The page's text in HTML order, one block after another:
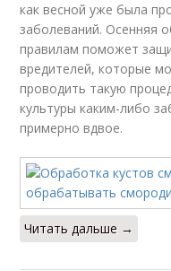
как весной уже была
заболеваний. Осенняя
правилам поможет
вредителей, которые
проводить такую
культуры каким-либо
примерно вдвое.
Читать дальше →